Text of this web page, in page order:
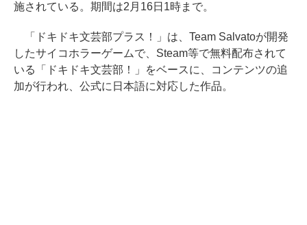
施されている。期間は2月16日1時まで。
「ドキドキ文芸部プラス！」は、Team Salvatoが開発
したサイコホラーゲームで、Steam等で無料配布されて
いる「ドキドキ文芸部！」をベースに、コンテンツの追
加が行われ、公式に日本語に対応した作品。